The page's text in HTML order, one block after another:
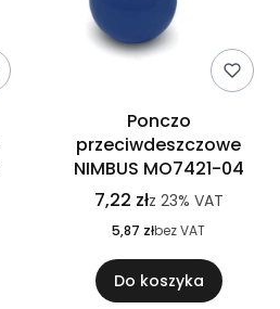
Ponczo
przeciwdeszczowe
NIMBUS MO7421-04
7,22 złz 23% VAT
5,87 złbez VAT
Do koszyka